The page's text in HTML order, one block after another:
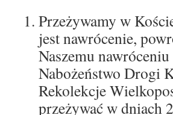
Przeżywamy w
jest nawrócenie,
Naszemu
Nabożeństwo Drogi
Rekolekcje
przeżywać w dniach